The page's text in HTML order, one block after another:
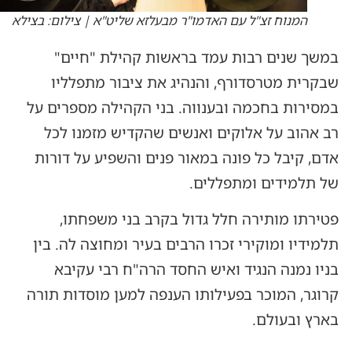
המנוח זצ"ל עם האדמו"ר מבעלזא שליט"א | צילום: בצילא
במשך שנים רבות עמד בראשות קהילת "חיים"
שבקרית מטרסדורף, והנהיג את ציבור מתפלליו
במסירות בחכמה ובענווה. בני הקהילה מספרים על
רב אהוב על אלוקים ואנשים שהקדיש מזמנו לכל
אדם, קיבל כל פונה במאור פנים והשפיע על דורות
של תלמידים ומתפללים.
פטירתו מותירה חלל גדול בקרב בני משפחתו,
תלמידיו ומוקירי זכרו הרבים בעיר ומחוצה לה. בין
בניו נמנה הנגיד ואיש החסד הרה"ח רבי עקיבא
קרוגר, המוכר בפעילותו הענפה למען מוסדות תורה
בארץ ובעולם.